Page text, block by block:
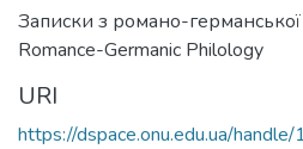
Записки з романо-германської
Romance-Germanic Philology
URI
https://dspace.onu.edu.ua/